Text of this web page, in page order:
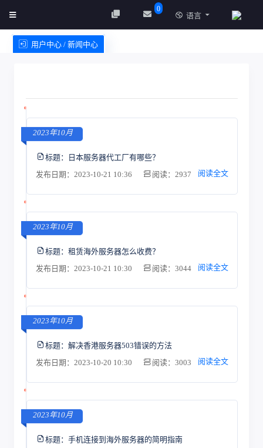
0
语言
用户中心 / 新闻中心
2023年10月
标题：
日本服务器代工厂有哪些？
发布日期：2023-10-21 10:36
阅读：2937 阅读全文
2023年10月
标题： 租赁海外服务器怎么收费？
发布日期：2023-10-21 10:30
阅读：3044 阅读全文
2023年10月
标题： 解决香港服务器503错误的方法
发布日期：2023-10-20 10:30
阅读：3003 阅读全文
2023年10月
标题： 手机连接到海外服务器的简明指南